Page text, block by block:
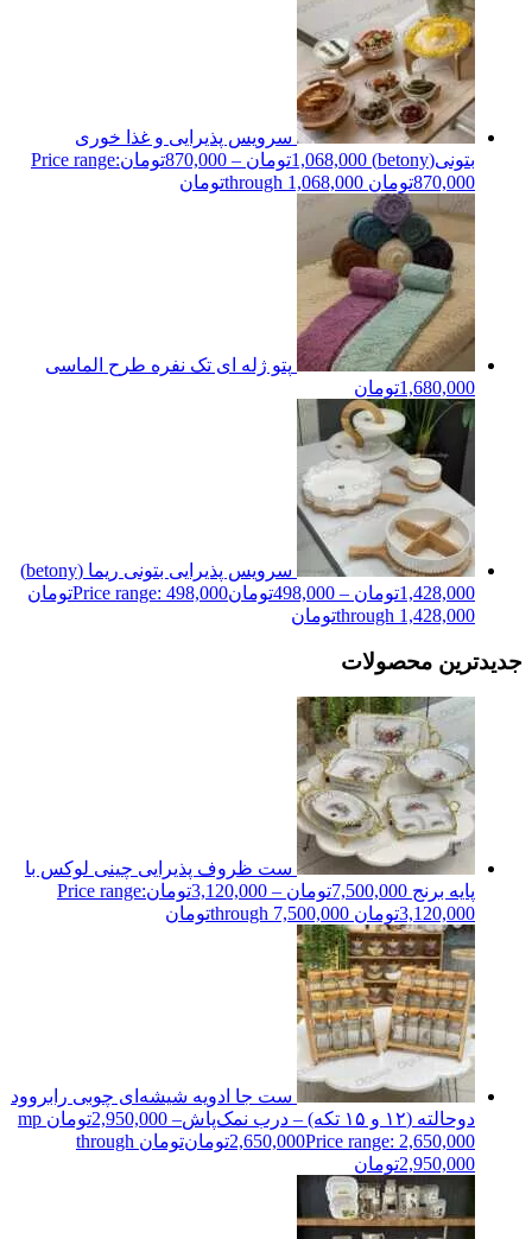
سرویس پذیرایی و غذا خوری
بتونی(betony)
1,068,000تومان –
870,000تومانPrice range:
870,000تومان through 1,068,000تومان
پتو ژله ای تک نفره طرح الماسی
1,680,000تومان
سرویس پذیرایی بتونی ریما (betony)
1,428,000تومان –
498,000تومان
Price range: 498,000تومان
through 1,428,000تومان
جدیدترین محصولات
ست ظروف پذیرایی چینی لوکس با
پایه برنج 7,500,000تومان –
3,120,000تومانPrice range:
3,120,000تومان through 7,500,000تومان
ست جا ادویه شیشه‌ای چوبی رابروود
دوحالته (۱۲ و ۱۵ تکه) – درب نمک‌پاشmp
2,950,000تومان
–
2,650,000تومان
Price range: 2,650,000تومان through
2,950,000تومان